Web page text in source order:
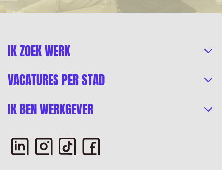
IK ZOEK WERK
VACATURES PER STAD
IK BEN WERKGEVER